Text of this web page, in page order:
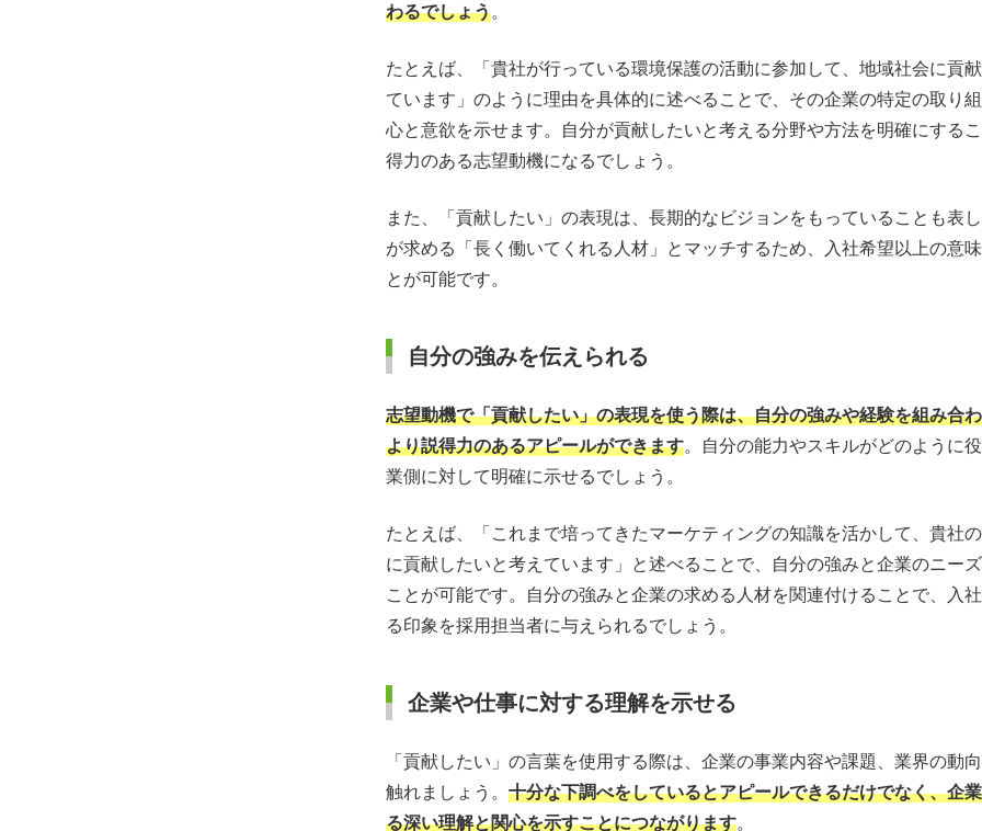
わるでしょう。
たとえば、「貴社が行っている環境保護の活動に参加して、地域社会に貢
ています」のように理由を具体的に述べることで、その企業の特定の取り
心と意欲を示せます。自分が貢献したいと考える分野や方法を明確にする
得力のある志望動機になるでしょう。
また、「貢献したい」の表現は、長期的なビジョンをもっていることも表
が求める「長く働いてくれる人材」とマッチするため、入社希望以上の意
とが可能です。
自分の強みを伝えられる
志望動機で「貢献したい」の表現を使う際は、自分の強みや経験を組み合
より説得力のあるアピールができます。自分の能力やスキルがどのように
業側に対して明確に示せるでしょう。
たとえば、「これまで培ってきたマーケティングの知識を活かして、貴社
に貢献したいと考えています」と述べることで、自分の強みと企業のニー
ことが可能です。自分の強みと企業の求める人材を関連付けることで、入
る印象を採用担当者に与えられるでしょう。
企業や仕事に対する理解を示せる
「貢献したい」の言葉を使用する際は、企業の事業内容や課題、業界の動
触れましょう。 十分な下調べをしているとアピールできるだけでなく、企
る深い理解と関心を示すことにつながります。